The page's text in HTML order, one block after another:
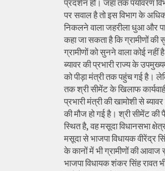
प्रदर्शन हो। जहां तक पर्यावरण
पर सवाल है तो इस विभाग के
निकलने वाला जहरीला धुआ और
कहा जा सकता है कि ग्रामीणों की
ग्रामीणों को सुनने वाला कोई
ब्यावर की प्रभारी राज्य के
को पीड़ा मंत्री तक पहुंच गई है।
तक श्री सीमेंट के खिलाफ
प्रभारी मंत्री की खामोशी से
की मौज हो गई है। श्री सीमेंट की
स्थित है, वह मसूदा विधानसभा
मसूदा से भाजपा विधायक वीरेंद्र
के कानों में भी ग्रामीणों की आवाज
भाजपा विधायक शंकर सिंह रावत